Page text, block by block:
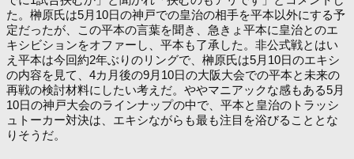
た。榊原氏は5月10日の神戸での皇治の相手を平本以外にする予
定だったが、この平本の言葉を聞き、急きょ平本に皇治とのエ
キシビションをオファーし、平本も了承した。非公式戦とはい
え平本は今回約2年ぶりのリングで、榊原氏は5月10日のエキシ
の内容を見て、4カ月後の9月10日の大阪大会での平本と未来の
再戦の検討材料にしたい考えだ。ややマニアックな感もある5月
10日の神戸大会のラインナップの中で、平本と皇治のトラッシ
ュトーカー対決は、エキシながらも最も注目を浴びることとな
りそうだ。